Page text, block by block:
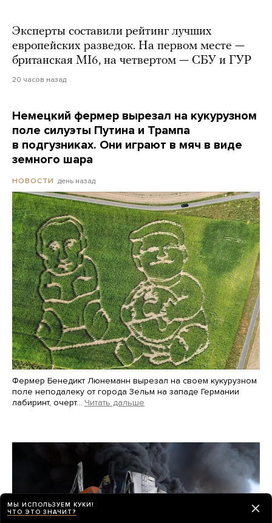
Эксперты составили рейтинг лучших
европейских разведок. На первом месте —
британская MI6, на четвертом — СБУ и ГУР
20 часов назад
Немецкий фермер вырезал на кукурузном
поле силуэты Путина и Трампа
в подгузниках. Они играют в мяч в виде
земного шара
НОВОСТИ день назад
Фермер Бенедикт Люнеманн вырезал на своем кукурузном
поле неподалеку от города Зельм на западе Германии
лабиринт, очерт… Читать дальше
МЫ ИСПОЛЬЗУЕМ КУКИ!
ЧТО ЭТО ЗНАЧИТ?